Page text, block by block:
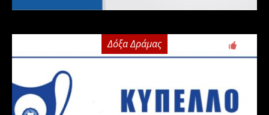
Δόξα Δράμας